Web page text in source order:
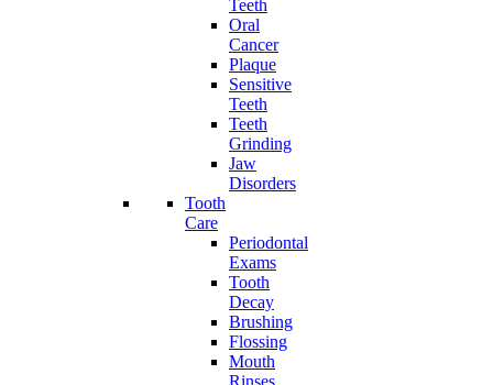
Teeth
Oral
Cancer
Plaque
Sensitive
Teeth
Teeth
Grinding
Jaw
Disorders
Tooth
Care
Periodontal
Exams
Tooth
Decay
Brushing
Flossing
Mouth
Rinses